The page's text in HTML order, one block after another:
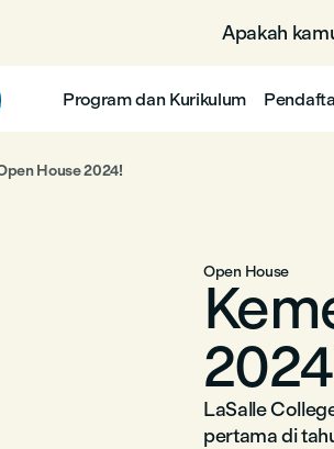
Apakah
Program dan Kurikulum
House 2024!
Open House
LaSalle
pertama di